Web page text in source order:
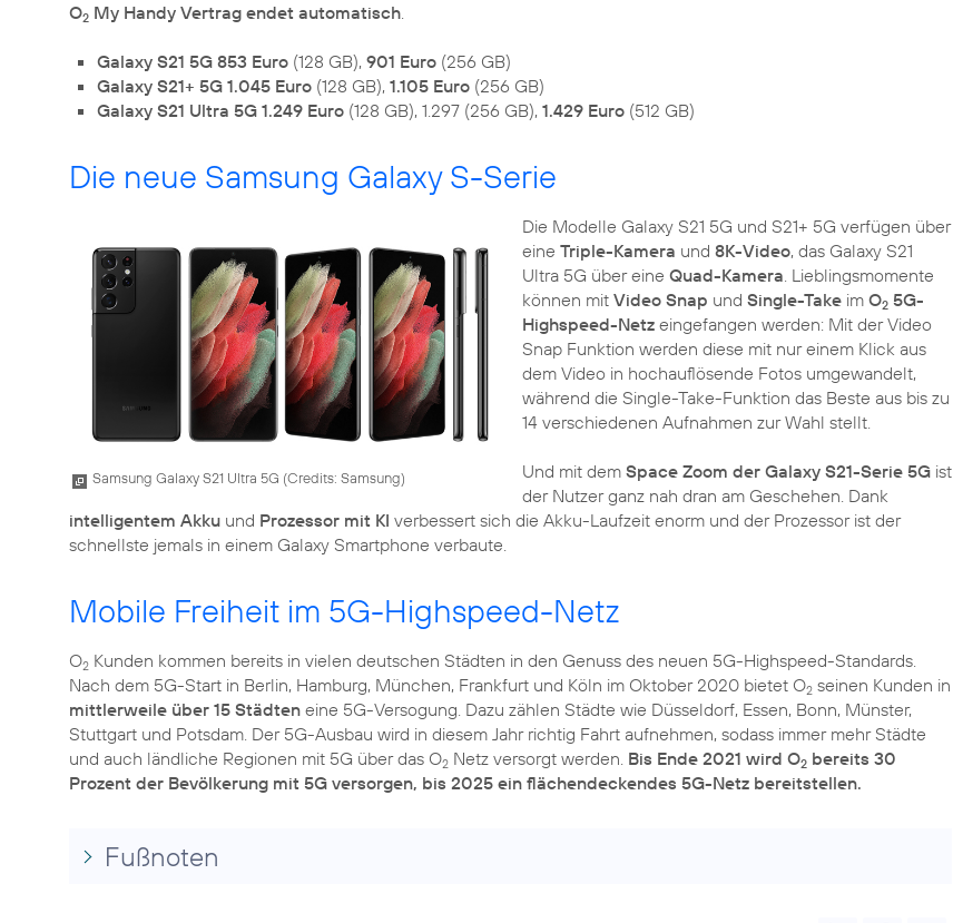
O2 My Handy Vertrag endet automatisch.
Galaxy S21 5G 853 Euro (128 GB), 901 Euro (256 GB)
Galaxy S21+ 5G 1.045 Euro (128 GB), 1.105 Euro (256 GB)
Galaxy S21 Ultra 5G 1.249 Euro (128 GB), 1.297 (256 GB), 1.429 Euro (512 GB)
Die neue Samsung Galaxy S-Serie
Samsung Galaxy S21 Ultra 5G (Credits: Samsung)
Die Modelle Galaxy S21 5G und S21+ 5G verfügen über
eine Triple-Kamera und 8K-Video, das Galaxy S21
Ultra 5G über eine Quad-Kamera. Lieblingsmomente
können mit Video Snap und Single-Takeim O25G-
Highspeed-Netzeingefangen werden: Mit der Video
Snap Funktion werden diese mit nur einem Klick aus
dem Video in hochauflösende Fotos umgewandelt,
während die Single-Take-Funktion das Beste aus bis zu
14 verschiedenen Aufnahmen zur Wahl stellt.
Und mit dem Space Zoom der Galaxy S21-Serie 5Gist
der Nutzer ganz nah dran am Geschehen. Dank
intelligentem Akku und Prozessor mit KI verbessert sich die Akku-Laufzeit enorm und der Prozessor ist der
schnellste jemals in einem Galaxy Smartphone verbaute.
Mobile Freiheit im 5G-Highspeed-Netz
O2 Kunden kommen bereits in vielen deutschen Städten in den Genuss des neuen 5G-Highspeed-Standards.
Nach dem 5G-Start in Berlin, Hamburg, München, Frankfurt und Köln im Oktober 2020 bietet O2 seinen Kunden in
mittlerweile über 15 Städten eine 5G-Versogung. Dazu zählen Städte wie Düsseldorf, Essen, Bonn, Münster,
Stuttgart und Potsdam. Der 5G-Ausbau wird in diesem Jahr richtig Fahrt aufnehmen, sodass immer mehr Städte
und auch ländliche Regionen mit 5G über das O2 Netz versorgt werden. Bis Ende 2021 wird O2 bereits 30
Prozent der Bevölkerung mit 5G versorgen, bis 2025 ein flächendeckendes 5G-Netz bereitstellen.
Fußnoten